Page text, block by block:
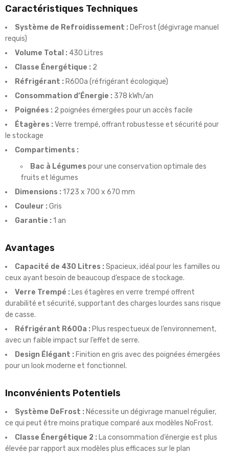
Caractéristiques Techniques
Système de Refroidissement : DeFrost (dégivrage manuel
requis)
Volume Total : 430 Litres
Classe Énergétique : 2
Réfrigérant : R600a (réfrigérant écologique)
Consommation d’Énergie : 378 kWh/an
Poignées : 2 poignées émergées pour un accès facile
Étagères : Verre trempé, offrant robustesse et sécurité pour
le stockage
Compartiments :
Bac à Légumes pour une conservation optimale des
fruits et légumes
Dimensions : 1723 x 700 x 670 mm
Couleur : Gris
Garantie : 1 an
Avantages
Capacité de 430 Litres : Spacieux, idéal pour les familles ou
ceux ayant besoin de beaucoup d’espace de stockage.
Verre Trempé : Les étagères en verre trempé offrent
durabilité et sécurité, supportant des charges lourdes sans risque
de casse.
Réfrigérant R600a : Plus respectueux de l’environnement,
avec un faible impact sur l’effet de serre.
Design Élégant : Finition en gris avec des poignées émergées
pour un look moderne et fonctionnel.
Inconvénients Potentiels
Système DeFrost : Nécessite un dégivrage manuel régulier,
ce qui peut être moins pratique comparé aux modèles NoFrost.
Classe Énergétique 2 : La consommation d’énergie est plus
élevée par rapport aux modèles plus efficaces sur le plan